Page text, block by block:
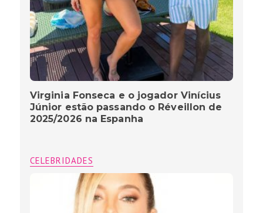
Virginia Fonseca e o jogador Vinícius
Júnior estão passando o Réveillon de
2025/2026 na Espanha
CELEBRIDADES